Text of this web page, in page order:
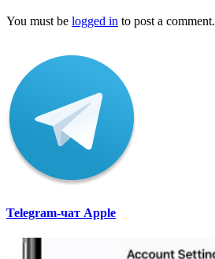
You must be logged in to post a comment.
Telegram-чат Apple